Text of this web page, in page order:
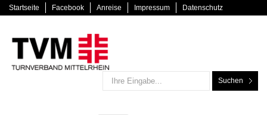
Startseite Facebook Anreise Impressum Datenschutz
Suchen